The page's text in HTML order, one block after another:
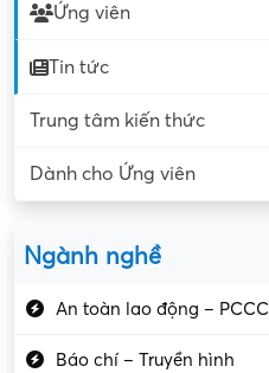
Ứng viên
Tin tức
Trung tâm kiến thức
Dành cho Ứng viên
Ngành nghề
An toàn lao động – PCCC
Báo chí – Truyền hình